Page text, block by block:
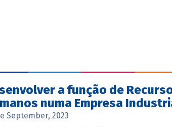
a função de
numa Empresa
September, 2023